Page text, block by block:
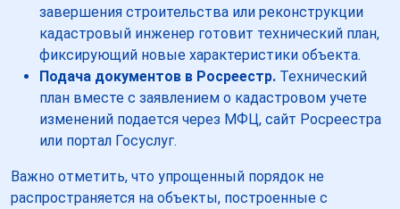
завершения строительства или реконструкции
кадастровый инженер готовит технический план,
фиксирующий новые характеристики объекта.
Подача документов в Росреестр. Технический
план вместе с заявлением о кадастровом учете
изменений подается через МФЦ, сайт Росреестра
или портал Госуслуг.
Важно отметить, что упрощенный порядок не
распространяется на объекты, построенные с